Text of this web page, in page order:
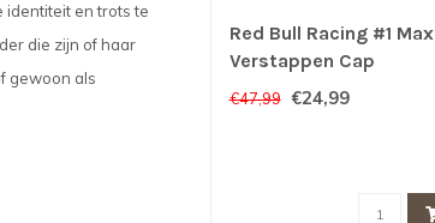
identiteit en trots te
die zijn of haar
gewoon als
Red Bull Racing #1 Max
Verstappen Cap
€47,99 €24,99